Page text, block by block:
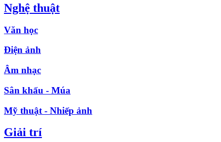
Nghệ thuật
Văn học
Điện ảnh
Âm nhạc
Sân khấu - Múa
Mỹ thuật - Nhiếp ảnh
Giải trí